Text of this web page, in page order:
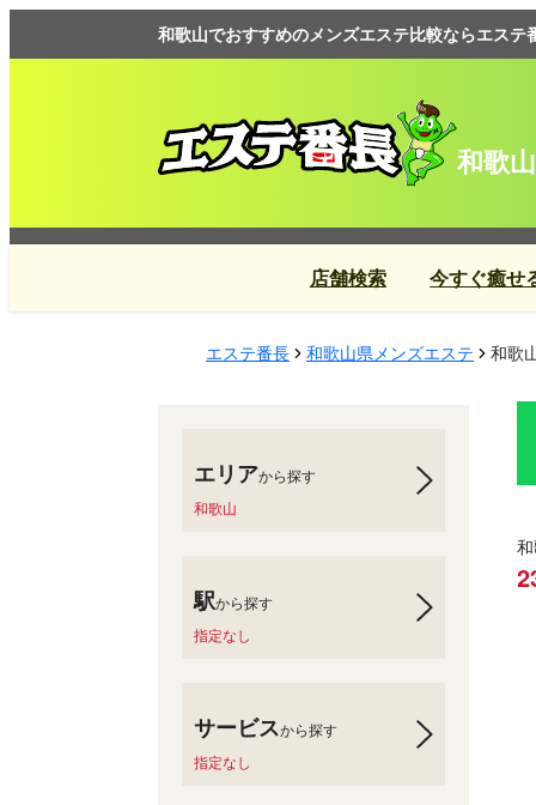
和歌山でおすすめのメンズエステ比較ならエステ
和歌山
店舗検索 今すぐ癒せ
エステ番長 和歌山県メンズエステ 和歌
エリアから探す
和歌山
駅から探す
指定なし
サービスから探す
指定なし